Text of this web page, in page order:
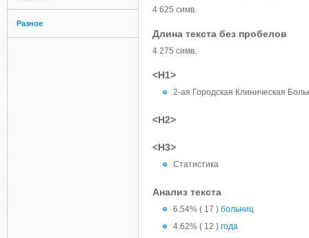
Разное
4 625 симв.
Длина текста без пробелов
4 275 симв.
<H1>
2-ая Городская Клиническая
<H2>
<H3>
Статистика
Анализ текста
6.54% ( 17 ) больниц
4.62% ( 12 ) года